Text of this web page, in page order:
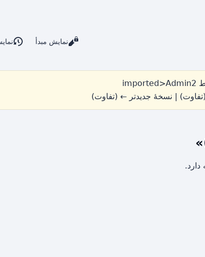
نمایش مبدأ
imported>Admin2
| نسخهٔ جدیدتر ← (تفاوت)